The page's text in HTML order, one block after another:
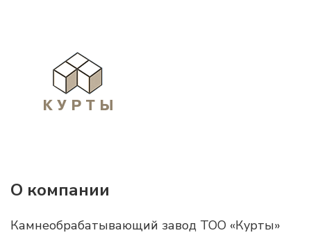
О компании
Камнеобрабатывающий завод ТОО «Курты»